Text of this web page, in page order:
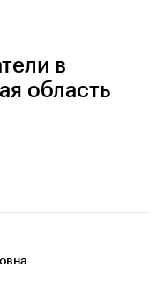
в
область